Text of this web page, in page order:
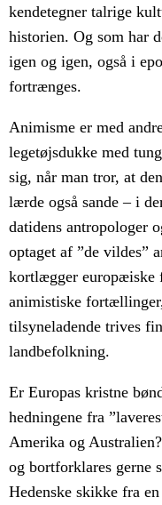
kendetegner talrige
historien. Og som har
igen og igen, også i
fortrænges.
Animisme er med
legetøjsdukke med
sig, når man tror, at
lærde også sande – i
datidens antropologer
optaget af ”de vildes”
kortlægger europæiske
animistiske
tilsyneladende trives
landbefolkning.
Er Europas kristne
hedningene fra
Amerika og
og bortforklares gerne
Hedenske skikke fra